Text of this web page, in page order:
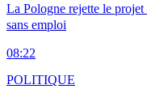
La Pologne rejette le
sans emploi
08:22
POLITIQUE